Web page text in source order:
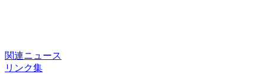
関連ニュース
リンク集